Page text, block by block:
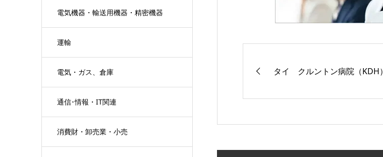
電気機器・輸送用機器・精密機器
運輸
電気・ガス、倉庫
通信･情報・IT関連
消費財・卸売業・小売
タイ クルントン病院（KDH）